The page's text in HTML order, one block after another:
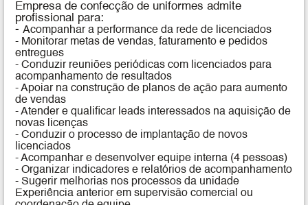
Empresa de confecção de uniformes admite
profissional para:
-Acompanhar a performance da rede de licenciados
- Monitorar metas de vendas, faturamento e pedidos
entregues
- Conduzir reuniões periódicas com licenciados para
acompanhamento de resultados
- Apoiar na construção de planos de ação para aumento
de vendas
- Atender e qualificar leads interessados na aquisição de
novas licenças
- Conduzir o processo de implantação de novos
licenciados
- Acompanhar e desenvolver equipe interna (4 pessoas)
- Organizar indicadores e relatórios de acompanhamento
- Sugerir melhorias nos processos da unidade
Experiência anterior em supervisão comercial ou